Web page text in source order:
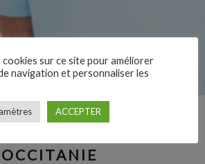
OCCITANIE
cookies sur ce site pour améliorer
navigation et personnaliser les
ACCEPTER